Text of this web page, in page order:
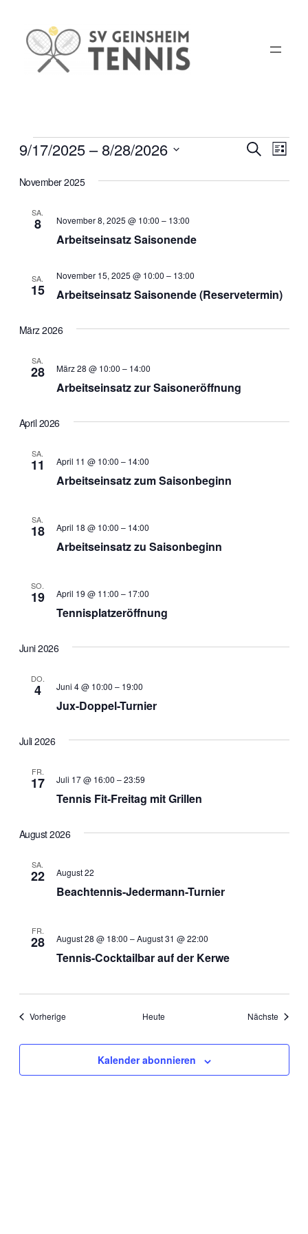
Veranstaltungen Suche
Liste
9/17/2025 – 8/28/2026
wählen.
November 2025
SA.
8
Arbeitseinsatz Saisonende
November 8, 2025 @ 10:00 – 13:00
SA.
15 Arbeitseinsatz Saisonende (Reservetermin)
November 15, 2025 @ 10:00 – 13:00
März 2026
SA.
28
Arbeitseinsatz zur Saisoneröffnung
März 28 @ 10:00 – 14:00
April 2026
SA.
11
Arbeitseinsatz zum Saisonbeginn
April 11 @ 10:00 – 14:00
SA.
18
Arbeitseinsatz zu Saisonbeginn
April 18 @ 10:00 – 14:00
SO.
19
Tennisplatzeröffnung
April 19 @ 11:00 – 17:00
Juni 2026
DO.
4
Jux-Doppel-Turnier
Juni 4 @ 10:00 – 19:00
Juli 2026
FR.
17
Tennis Fit-Freitag mit Grillen
Juli 17 @ 16:00 –23:59
August 2026
SA.
22
Beachtennis-Jedermann-Turnier
August 22
FR.
28
Tennis-Cocktailbar auf der Kerwe
August 28 @ 18:00 –August 31 @ 22:00
VorherigeVeranstaltungen Heute Nächste
Kalender abonnieren